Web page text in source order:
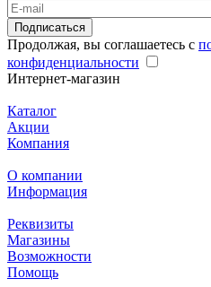
Подписаться
Продолжая, вы соглашаетесь с
конфиденциальности
Интернет-магазин
Каталог
Акции
Компания
О компании
Информация
Реквизиты
Магазины
Возможности
Помощь